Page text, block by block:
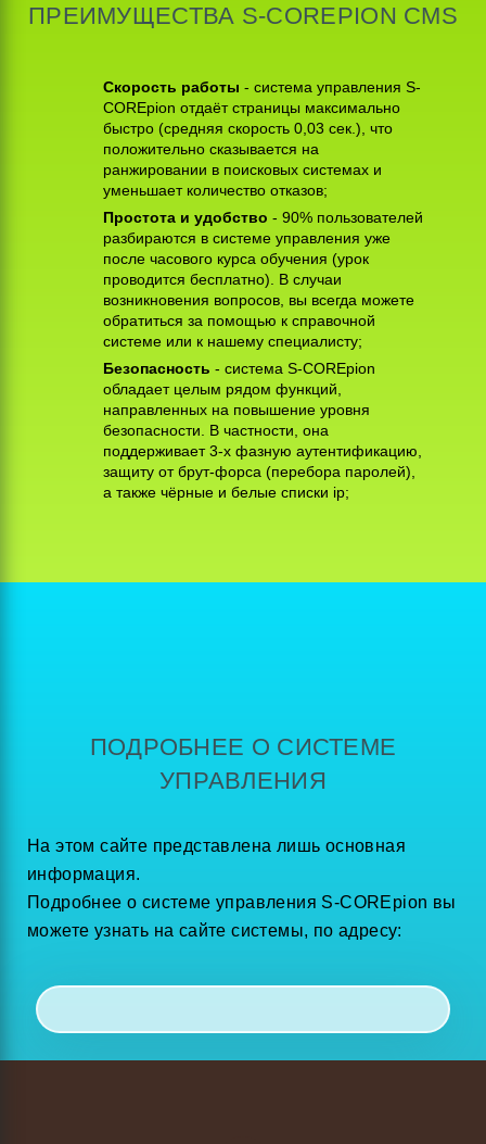
ПРЕИМУЩЕСТВА S-COREPION CMS
Скорость работы - система управления S-
COREpion отдаёт страницы максимально
быстро (средняя скорость 0,03 сек.), что
положительно сказывается на
ранжировании в поисковых системах и
уменьшает количество отказов;
Простота и удобство - 90% пользователей
разбираются в системе управления уже
после часового курса обучения (урок
проводится бесплатно). В случаи
возникновения вопросов, вы всегда можете
обратиться за помощью к справочной
системе или к нашему специалисту;
Безопасность - система S-COREpion
обладает целым рядом функций,
направленных на повышение уровня
безопасности. В частности, она
поддерживает 3-х фазную аутентификацию,
защиту от брут-форса (перебора паролей),
а также чёрные и белые списки ip;
ПОДРОБНЕЕ О СИСТЕМЕ
УПРАВЛЕНИЯ
На этом сайте представлена лишь основная
информация.
Подробнее о системе управления S-COREpion вы
можете узнать на сайте системы, по адресу: